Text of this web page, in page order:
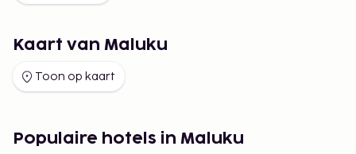
Kaart van Maluku
Toon op kaart
Populaire hotels in Maluku